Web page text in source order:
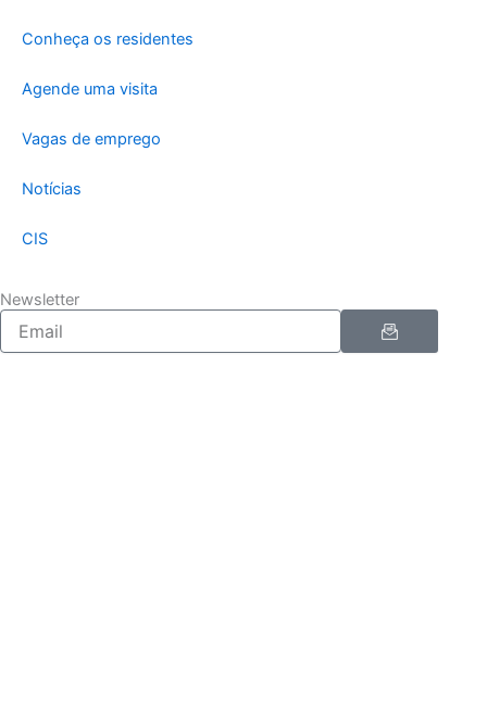
Conheça os residentes
Agende uma visita
Vagas de emprego
Notícias
CIS
Newsletter
Enviar